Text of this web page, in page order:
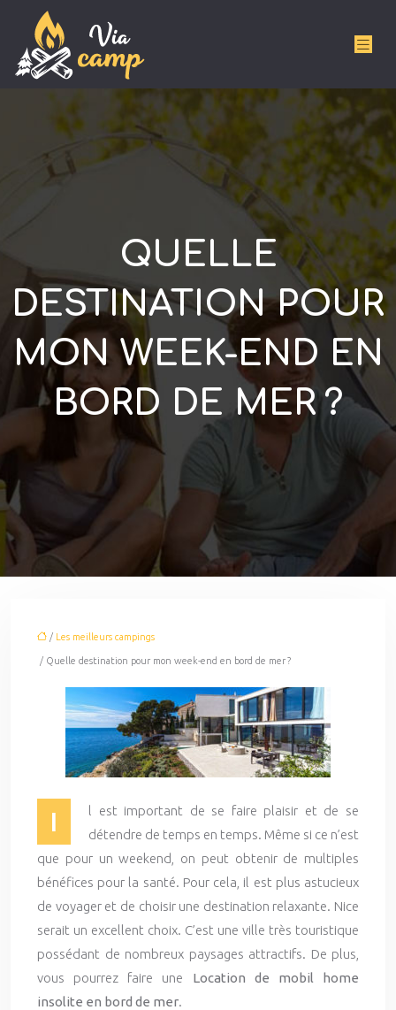
QUELLE
DESTINATION POUR
MON WEEK-END EN
BORD DE MER ?
/ Les meilleurs campings
/ Quelle destination pour mon week-end en bord de mer ?
I
l est important de se faire plaisir et de se
détendre de temps en temps. Même si ce n’est
que pour un weekend, on peut obtenir de multiples
bénéfices pour la santé. Pour cela, il est plus astucieux
de voyager et de choisir une destination relaxante. Nice
serait un excellent choix. C’est une ville très touristique
possédant de nombreux paysages attractifs. De plus,
vous pourrez faire une Location de mobil home
insolite en bord de mer.